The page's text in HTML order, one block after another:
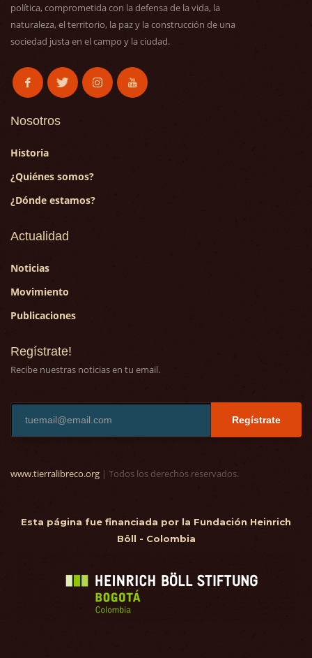
política, comprometida con la defensa de la vida, la
naturaleza, el territorio, la paz y la construcción de una
sociedad justa en el campo y la ciudad.
Nosotros
Historia
¿Quiénes somos?
¿Dónde estamos?
Actualidad
Noticias
Movimiento
Publicaciones
Regístrate!
Recibe nuestras noticias en tu email.
Regístrate
www.tierralibreco.org | Todos los derechos reservados.
Esta página fue financiada por la Fundación Heinrich
Böll - Colombia